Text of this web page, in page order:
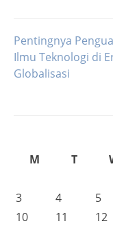
Post
Pentingnya
Ilmu Teknologi di
Globalisasi
M
T
3
4 5
10
11 12